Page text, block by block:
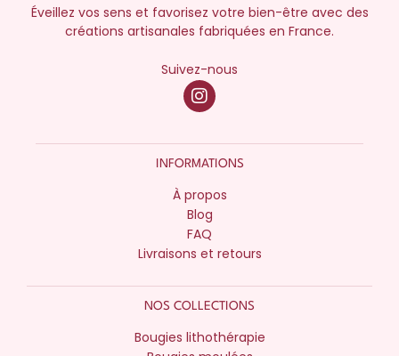
Éveillez vos sens et favorisez votre bien-être avec des
créations artisanales fabriquées en France.
Suivez-nous
INFORMATIONS
À propos
Blog
FAQ
Livraisons et retours
NOS COLLECTIONS
Bougies lithothérapie